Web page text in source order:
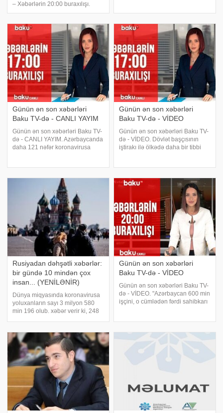
– Xəbərlərin 20:00 buraxılışı.
Baku TV-nin canlı yayımında
zəbt edən polis-vətəndaş
münasibətinin təfərrüatı…. -
Abşerond
cərimələnəcək. Növbəti güzəştli
mənzillərin satışın
Günün ən son xəbərləri
Baku TV-də - CANLI YAYIM
Günün ən son xəbərləri Baku TV-
də - CANLI YAYIM. Azərbaycanda
daha 121 nəfər koronavirusa
kimi təqdim edərək karantin rejim
Günün ən son xəbərləri
Baku TV-də - VİDEO
Günün ən son xəbərləri Baku TV-
də - VİDEO. Dövlət başçısının
iştirakı ilə ölkədə daha bir tibbi
Nazirliyində keçirdiyi əməliyyatın
təfərrüatı
Rusiyadan dəhşətli xəbərlər:
bir gündə 10 mindən çox
insan... (YENİLƏNİR)
Dünya miqyasında koronavirusa
yoluxanların sayı 3 milyon 580
min 196 olub. xəbər verir ki, 248
çatıb. Gün ərzində 16 min 507
yeni yoluxma, 306 ölüm qeydə
alınıb
Günün ən son xəbərləri
Baku TV-də - VİDEO
Günün ən son xəbərləri Baku TV-
də - VİDEO. "Azərbaycan 600 min
işçini, o cümlədən fərdi sahibkarı
imzalandı: 176 nəfər azadlığa
buraxıldı